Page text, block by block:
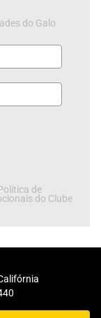
do Galo
de
do Clube